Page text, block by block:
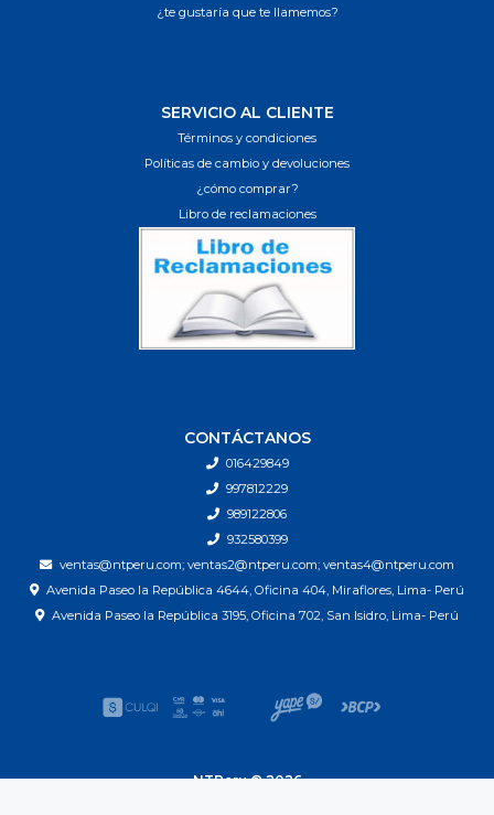
¿te gustaría que te llamemos?
SERVICIO AL CLIENTE
Términos y condiciones
Políticas de cambio y devoluciones
¿cómo comprar?
Libro de reclamaciones
CONTÁCTANOS
016429849
997812229
989122806
932580399
ventas@ntperu.com; ventas2@ntperu.com; ventas4@ntperu.com
Avenida Paseo la República 4644, Oficina 404, Miraflores, Lima- Perú
Avenida Paseo la República 3195, Oficina 702, San Isidro, Lima- Perú
NTPeru © 2026